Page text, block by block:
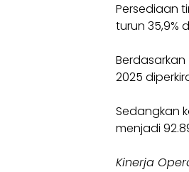
Persediaan
turun 35,9%
2025
Sedangkan
menjadi
Kinerja